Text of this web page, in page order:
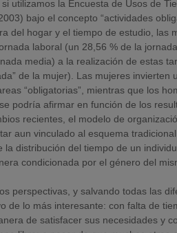
utilizamos la Encuesta de Usos de
bajo el concepto “actividades
del hogar y el tiempo de estudio, las
laboral (un 28,56 % de la
media) a la realización de estas
de la mujer). Las mujeres invierten
“obligatorias”, mientras que los
podría afirmar en función de los
recientes, el modelo de
aun vinculado al esquema
la distribución del tiempo de un
condicionada por el género del
perspectivas, y salvando todas las
de lo más interesante: con falta de
de satisfacer sus necesidades y